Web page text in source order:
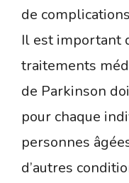
de
Il est important
traitements
de Parkinson
pour chaque
personnes
d’autres